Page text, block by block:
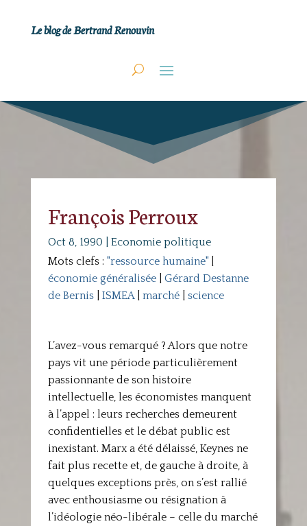
Le blog de Bertrand Renouvin
François Perroux
Oct 8, 1990
Economie politique
Mots clefs : "ressource humaine"|
économie généralisée| Gérard Destanne
de Bernis| ISMEA| marché| science
L’avez-vous remarqué ? Alors que notre
pays vit une période particulièrement
passionnante de son histoire
intellectuelle, les économistes manquent
à l’appel : leurs recherches demeurent
confidentielles et le débat public est
inexistant. Marx a été délaissé, Keynes ne
fait plus recette et, de gauche à droite, à
quelques exceptions près, on s’est rallié
avec enthousiasme ou résignation à
l’idéologie néo-libérale – celle du marché